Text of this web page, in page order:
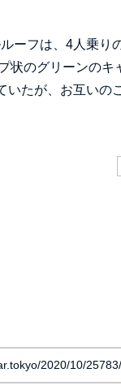
ーフは、4人乗
状のグリーンの
いたが、お互い
2020/10/